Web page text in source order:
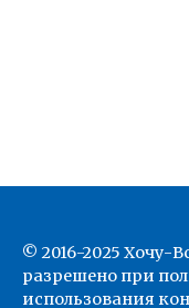
© 2016-2025 Хочу-
разрешено при
использования